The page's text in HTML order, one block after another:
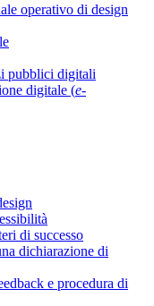
operativo di design
pubblici digitali
digitale (e-
di successo
dichiarazione di
e procedura di